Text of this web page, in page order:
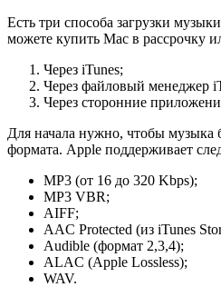
Есть три способа загрузки
можете купить Mac в рассрочку
Через iTunes;
Через файловый менеджер
Через сторонние
Для начала нужно, чтобы музыка
формата. Apple поддерживает
MP3 (от 16 до 320 Kbps);
MP3 VBR;
AIFF;
AAC Protected (из iTunes
Audible (формат 2,3,4);
ALAC (Apple Lossless);
WAV.